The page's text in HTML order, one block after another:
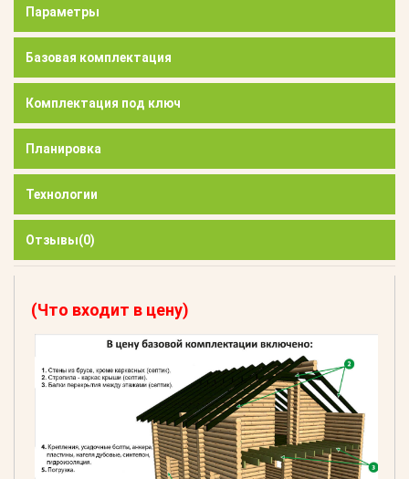
Параметры
Базовая комплектация
Комплектация под ключ
Планировка
Технологии
Отзывы(0)
(Что входит в цену)